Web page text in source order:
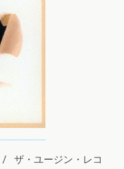
・ユージン・レコ